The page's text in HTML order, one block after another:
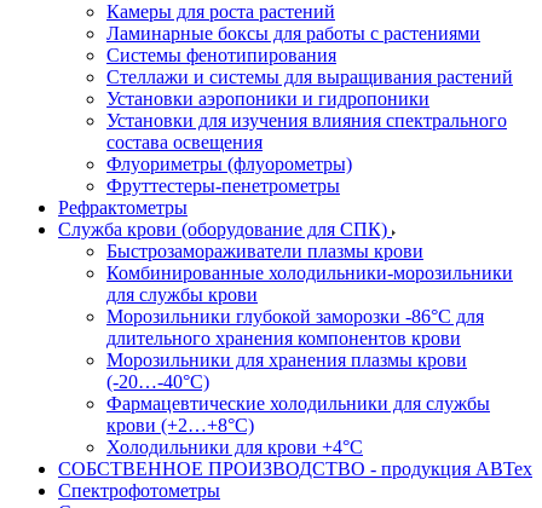
Камеры для роста растений
Ламинарные боксы для работы с растениями
Системы фенотипирования
Стеллажи и системы для выращивания растений
Установки аэропоники и гидропоники
Установки для изучения влияния спектрального
состава освещения
Флуориметры (флуорометры)
Фруттестеры-пенетрометры
Рефрактометры
Служба крови (оборудование для СПК)
Быстрозамораживатели плазмы крови
Комбинированные холодильники-морозильники
для службы крови
Морозильники глубокой заморозки -86°С для
длительного хранения компонентов крови
Морозильники для хранения плазмы крови
(-20…-40°С)
Фармацевтические холодильники для службы
крови (+2…+8°С)
Холодильники для крови +4°С
СОБСТВЕННОЕ ПРОИЗВОДСТВО - продукция АВТех
Спектрофотометры